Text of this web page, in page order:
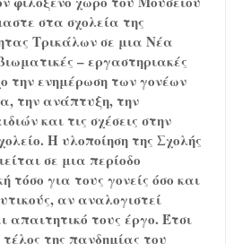
στα σχολεία της
Τρικάλων σε μια Νέα
– εργαστηριακές
την ενημέρωση των γονέων
την ανάπτυξη, την
και τις σχέσεις στην
Η υλοποίηση της Σχολής
σε μια περίοδο
τόσο για τους γονείς όσο και
αν αναλογιστεί
απαιτητικό τους έργο. Έτσι
της πανδημίας του